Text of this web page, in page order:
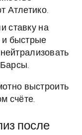
Атлетико.
ставку на
и быстрые
выстроить
счёте.
после